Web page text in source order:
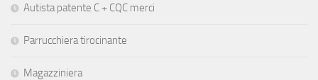
Autista patente C + CQC merci
Parrucchiera tirocinante
Magazziniera